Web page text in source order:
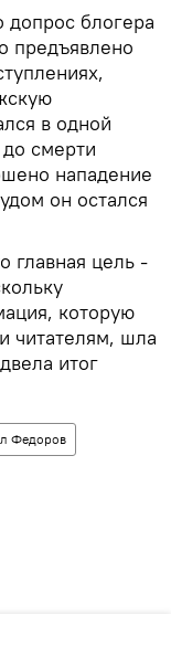
допрос блогера
предъявлено
в одной
смерти
нападение
он остался
главная цель -
которую
читателям, шла
итог
Федоров